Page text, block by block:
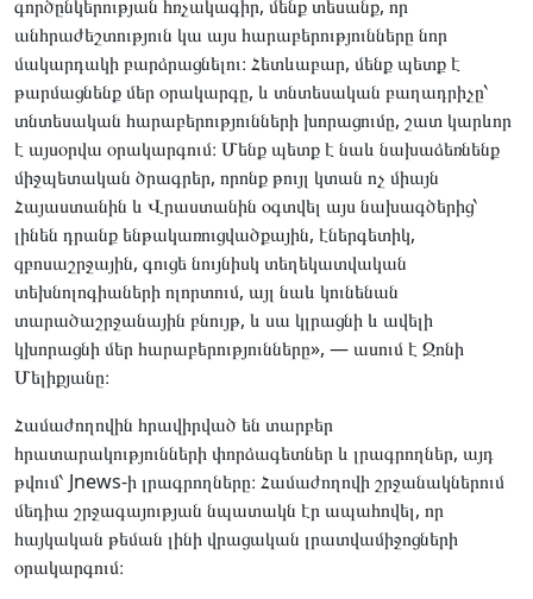
գործընկերության հռչակագիր, մենք տեսանք, որ
անհրաժեշտություն կա այս հարաբերությունները նոր
մակարդակի բարձրացնելու։ Հետևաբար, մենք պետք է
թարմացնենք մեր օրակարգը, և տնտեսական բաղադրիչը՝
տնտեսական հարաբերությունների խորացումը, շատ կարևոր
է այսօրվա օրակարգում։ Մենք պետք է նաև նախաձեռնենք
միջպետական ծրագրեր, որոնք թույլ կտան ոչ միայն
Հայաստանին և Վրաստանին օգտվել այս նախագծերից՝
լինեն դրանք ենթակառուցվածքային, էներգետիկ,
զբոսաշրջային, գուցե նույնիսկ տեղեկատվական
տեխնոլոգիաների ոլորտում, այլ նաև կունենան
տարածաշրջանային բնույթ, և սա կլրացնի և ավելի
կխորացնի մեր հարաբերությունները», — ասում է Ջոնի
Մելիքյանը։
Համաժողովին հրավիրված են տարբեր
հրատարակությունների փորձագետներ և լրագրողներ, այդ
թվում՝ Jnews-ի լրագրողները։ Համաժողովի շրջանակներում
մեդիա շրջագայության նպատակն էր ապահովել, որ
հայկական թեման լինի վրացական լրատվամիջոցների
օրակարգում։